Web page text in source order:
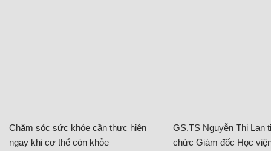
Chăm sóc sức khỏe cần thực hiện
ngay khi cơ thể còn khỏe
GS.TS Nguyễn Thị Lan
chức Giám đốc Học